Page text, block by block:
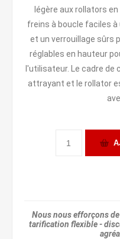
légère aux rollators
freins à boucle faciles
et un verrouillage sûrs
réglables en hauteur
l'utilisateur. Le cadre
attrayant et le rollator
Nous nous efforçons
tarification flexible -